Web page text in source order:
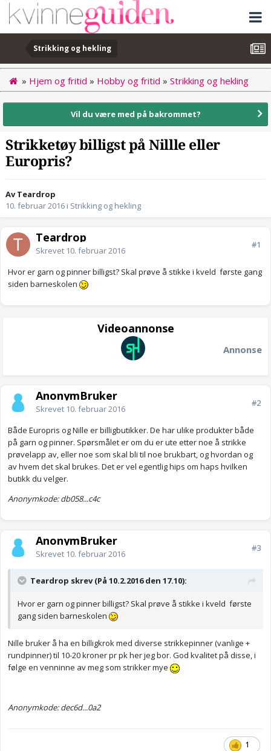
Strikking og hekling
» Hjem og fritid » Hobby og fritid » Strikking og hekling
Vil du være med på bakrommet?
Strikketøy billigst på Nillle eller
Europris?
Av Teardrop
10. februar 2016 i Strikking og hekling
Teardrop
Skrevet 10. februar 2016
#1
Hvor er garn og pinner billigst? Skal prøve å stikke i kveld første gang
siden barneskolen
Videoannonse
Annonse
AnonymBruker
Skrevet 10. februar 2016
#2
Både Europris og Nille er billigbutikker. De har ulike produkter både
på garn og pinner. Spørsmålet er om du er ute etter noe å strikke
prøvelapp av, eller noe som skal bli til noe brukbart, og hvordan og
av hvem det skal brukes. Det er vel egentlig hips om haps hvilken
butikk du velger.
Anonymkode: db058...c4c
AnonymBruker
Skrevet 10. februar 2016
#3
Teardrop skrev (På 10.2.2016 den 17.10):
Hvor er garn og pinner billigst? Skal prøve å stikke i kveld første
gang siden barneskolen
Nille bruker å ha en billigkrok med diverse strikkepinner (vanlige +
rundpinner) til 10-20 kroner pr pk her jeg bor. God kvalitet på disse, i
følge en venninne av meg som strikker mye
Anonymkode: dec6d...0a2
1